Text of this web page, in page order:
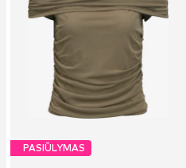
PASIŪLYMAS